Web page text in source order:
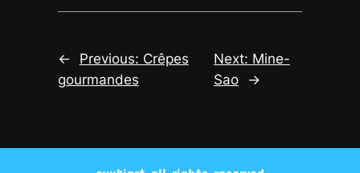
← Previous: Crêpes
gourmandes
Next: Mine-
Sao
→